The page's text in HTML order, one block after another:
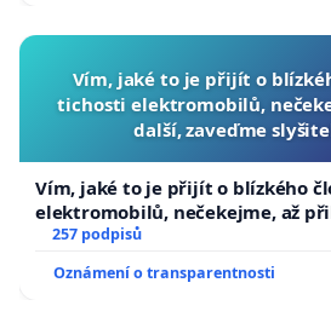
Vím, jaké to je přijít o
tichosti elektromobilů,
další, zaveďme
Vím, jaké to je přijít o blízkého
elektromobilů, nečekejme, až
zaveďme slyšitelná auta!
257 podpisů
Oznámení o transparentnosti